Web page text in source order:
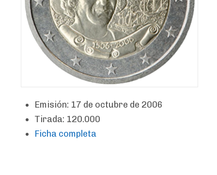
Emisión: 17 de octubre de 2006
Tirada: 120.000
Ficha completa